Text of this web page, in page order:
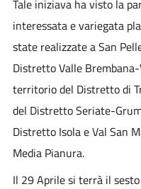
Tale iniziava ha visto la
interessata e variegata
state realizzate a San
Distretto Valle
territorio del Distretto di
del Distretto Seriate-
Distretto Isola e Val San
Media Pianura.
Il 29 Aprile si terrà il